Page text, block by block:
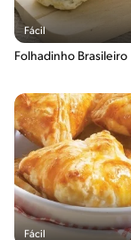
Fácil
Folhadinho Brasileiro
Fácil